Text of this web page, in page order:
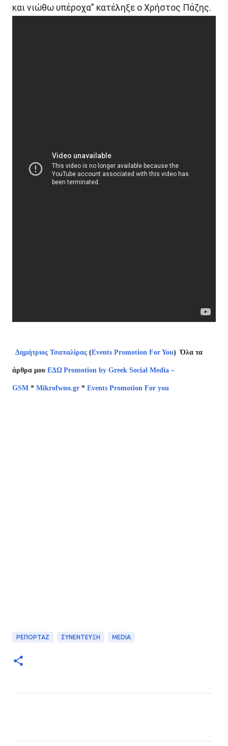
και νιώθω υπέροχα” κατέληξε ο Χρήστος Πάζης.
Δημήτριος Τσαπαλίρας (Events Promotion For You) Όλα τα
άρθρα μου ΕΔΩ Promotion by Greek Social Media –
GSM * Mikrofwno.gr * Events Promotion For you
ΡΕΠΟΡΤΑΖ ΣΥΝΕΝΤΕΥΞΗ MEDIA